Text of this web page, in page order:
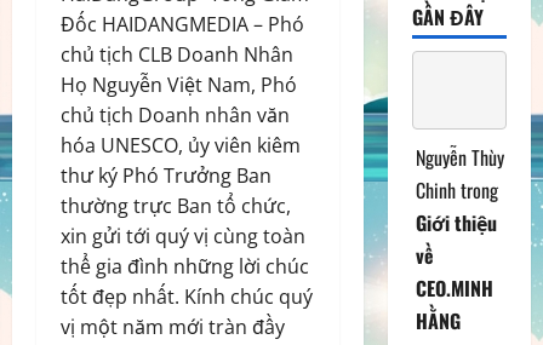
Đốc HAIDANGMEDIA – Phó
chủ tịch CLB Doanh Nhân
Họ Nguyễn Việt Nam, Phó
chủ tịch Doanh nhân văn
hóa UNESCO, ủy viên kiêm
thư ký Phó Trưởng Ban
thường trực Ban tổ chức,
xin gửi tới quý vị cùng toàn
thể gia đình những lời chúc
tốt đẹp nhất. Kính chúc quý
vị một năm mới tràn đầy
GẦN ĐÂY
Nguyễn Thùy
Chinhtrong
Giới thiệu
về
CEO.MINH
HẰNG